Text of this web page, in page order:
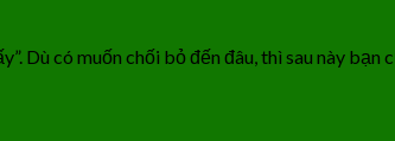
Dù có muốn chối bỏ đến đâu, thì sau này